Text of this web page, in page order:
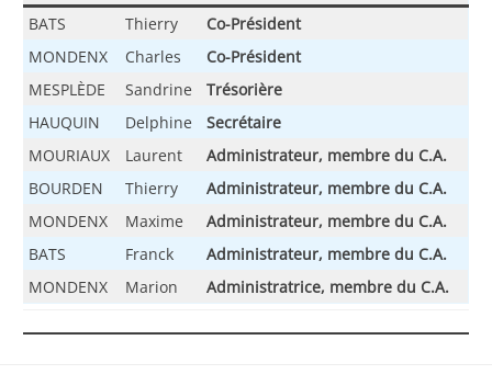
BATS
Thierry
Co-Président
MONDENX
Charles
Co-Président
MESPLÈDE
Sandrine
Trésorière
HAUQUIN
Delphine
Secrétaire
MOURIAUX
Laurent
Administrateur, membre du C.A.
BOURDEN
Thierry
Administrateur, membre du C.A.
MONDENX
Maxime Administrateur, membre du C.A.
BATS
Franck
Administrateur, membre du C.A.
MONDENX
Marion Administratrice, membre du C.A.